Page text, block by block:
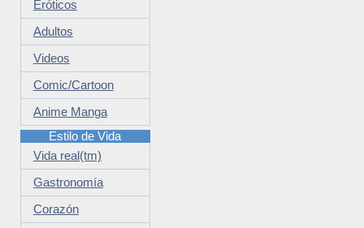
Eróticos
Adultos
Videos
Comic/Cartoon
Anime Manga
Estilo de Vida
Vida real(tm)
Gastronomía
Corazón